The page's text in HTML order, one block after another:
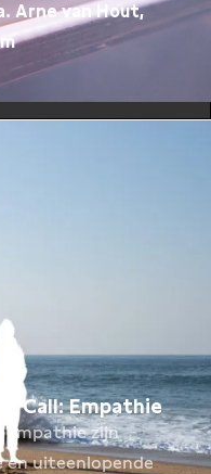
Arne van Hout,
Call: Empathie
Empathie zijn
en uiteenlopende